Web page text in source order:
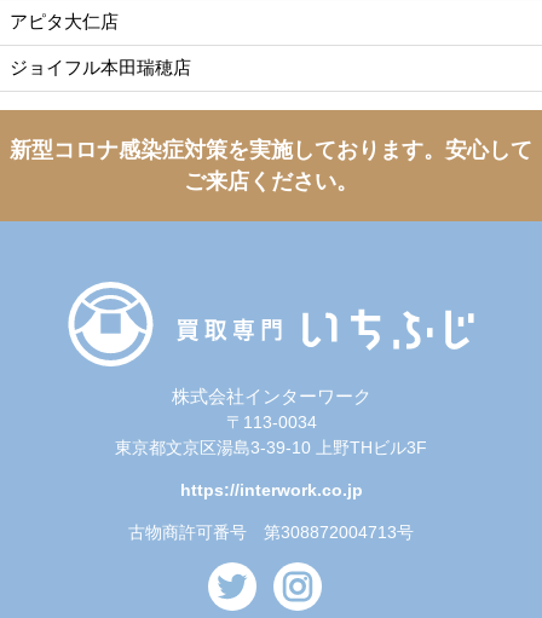
アピタ大仁店
ジョイフル本田瑞穂店
新型コロナ感染症対策を実施しております。 安心して
ご来店ください。
株式会社インターワーク
〒113-0034
東京都文京区湯島3-39-10 上野THビル3F
https://interwork.co.jp
古物商許可番号 第308872004713号